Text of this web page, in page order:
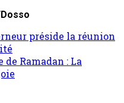
préside la réunion
Ramadan : La